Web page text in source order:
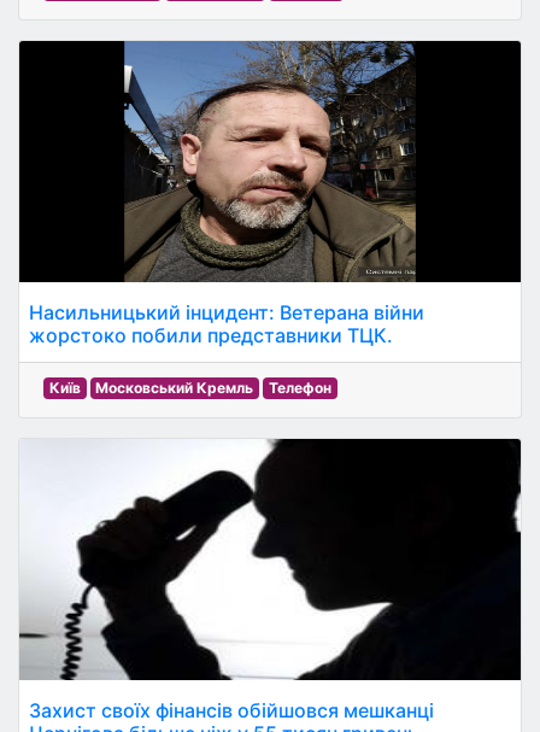
Насильницький інцидент: Ветерана війни
жорстоко побили представники ТЦК.
Київ Московський Кремль Телефон
Захист своїх фінансів обійшовся мешканці